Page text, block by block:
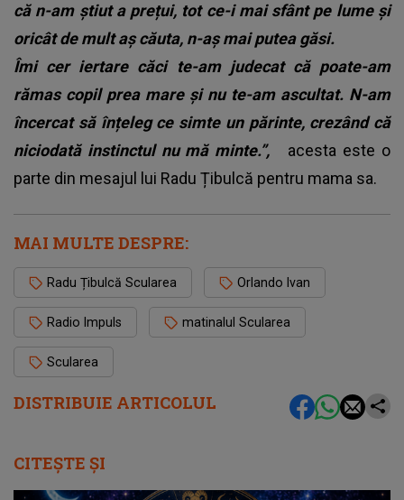
DISTRIBUIE ARTICOLUL
că n-am știut a prețui, tot ce-i mai sfânt pe lume și
oricât de mult aș căuta, n-aș mai putea găsi.
Îmi cer iertare căci te-am judecat că poate-am
rămas copil prea mare și nu te-am ascultat. N-am
încercat să înțeleg ce simte un părinte, crezând că
niciodată instinctul nu mă minte.”,
acesta este o
parte din mesajul lui Radu Țibulcă pentru mama sa.
MAI MULTE DESPRE:
Radu Țibulcă Scularea Orlando Ivan
Radio Impuls matinalul Scularea
Scularea
CITEȘTE ȘI